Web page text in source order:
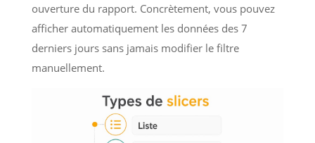
ouverture du rapport. Concrètement, vous pouvez
afficher automatiquement les données des 7
derniers jours sans jamais modifier le filtre
manuellement.